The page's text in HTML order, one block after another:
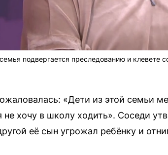
подвергается преследованию и клевете
«Дети из этой семьи
не хочу в школу ходить». Соседи
её сын угрожал ребёнку и